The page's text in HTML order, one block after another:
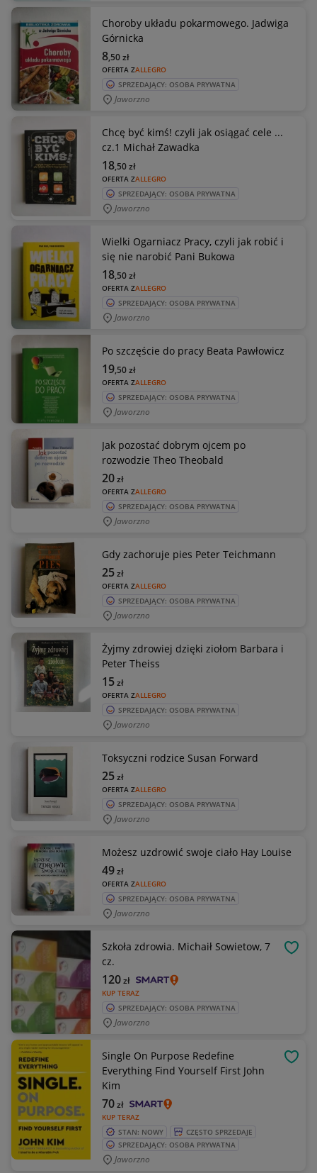
Choroby układu pokarmowego. Jadwiga
Górnicka
OFERTA ZALLEGRO
8,50zł
SPRZEDAJĄCY: OSOBA PRYWATNA
Jaworzno
Chcę być kimś! czyli jak osiągać cele ...
cz.1 Michał Zawadka
OFERTA ZALLEGRO
18,50zł
SPRZEDAJĄCY: OSOBA PRYWATNA
Jaworzno
Wielki Ogarniacz Pracy, czyli jak robić i
się nie narobić Pani Bukowa
OFERTA ZALLEGRO
18,50zł
SPRZEDAJĄCY: OSOBA PRYWATNA
Jaworzno
Po szczęście do pracy Beata Pawłowicz
OFERTA ZALLEGRO
19,50zł
SPRZEDAJĄCY: OSOBA PRYWATNA
Jaworzno
Jak pozostać dobrym ojcem po
rozwodzie Theo Theobald
OFERTA ZALLEGRO
20zł
SPRZEDAJĄCY: OSOBA PRYWATNA
Jaworzno
Gdy zachoruje pies Peter Teichmann
OFERTA ZALLEGRO
25zł
SPRZEDAJĄCY: OSOBA PRYWATNA
Jaworzno
Żyjmy zdrowiej dzięki ziołom Barbara i
Peter Theiss
OFERTA ZALLEGRO
15zł
SPRZEDAJĄCY: OSOBA PRYWATNA
Jaworzno
Toksyczni rodzice Susan Forward
OFERTA ZALLEGRO
25zł
SPRZEDAJĄCY: OSOBA PRYWATNA
Jaworzno
Możesz uzdrowić swoje ciało Hay Louise
OFERTA ZALLEGRO
49zł
SPRZEDAJĄCY: OSOBA PRYWATNA
Jaworzno
Szkoła zdrowia. Michaił Sowietow, 7
cz.
KUP TERAZ
120zł
SPRZEDAJĄCY: OSOBA PRYWATNA
Jaworzno
Single On Purpose Redefine
Everything Find Yourself First John
Kim
KUP TERAZ
70zł
STAN: NOWY
CZĘSTO SPRZEDAJE
SPRZEDAJĄCY: OSOBA PRYWATNA
Jaworzno